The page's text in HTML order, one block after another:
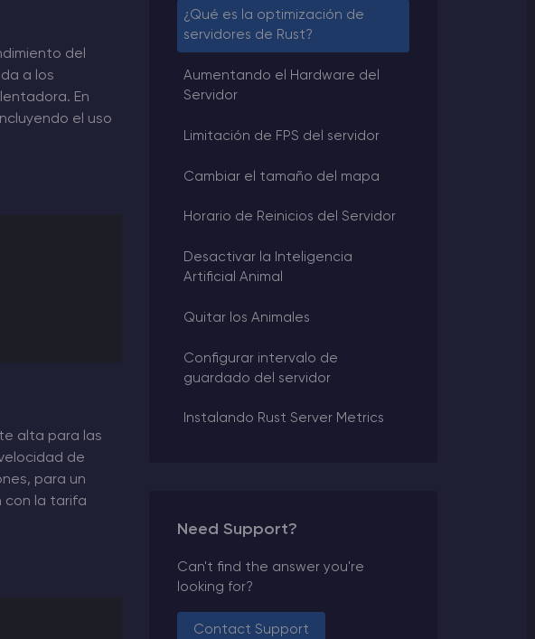
del
a los
En
el uso
alta para las
de
para un
con la tarifa
¿Qué es la optimización de
servidores de Rust?
Aumentando el Hardware del
Servidor
Limitación de FPS del servidor
Cambiar el tamaño del mapa
Horario de Reinicios del Servidor
Desactivar la Inteligencia
Artificial Animal
Quitar los Animales
Configurar intervalo de
guardado del servidor
Instalando Rust Server Metrics
Need Support?
Can't find the answer you're
looking for?
Contact Support